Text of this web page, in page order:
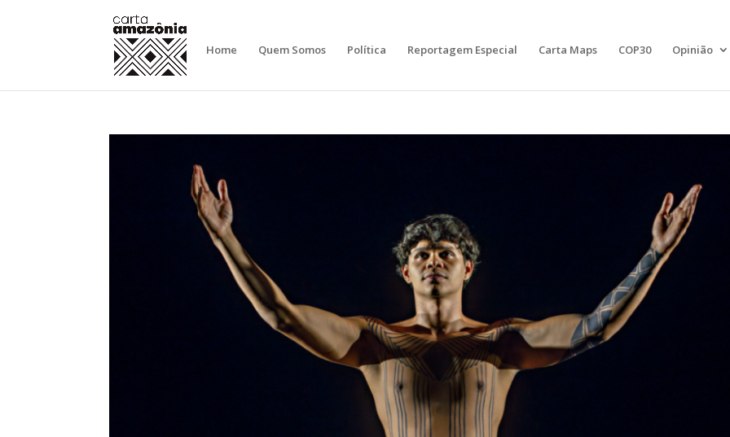
Home Quem Somos Política Reportagem Especial Carta Maps COP30 Opinião